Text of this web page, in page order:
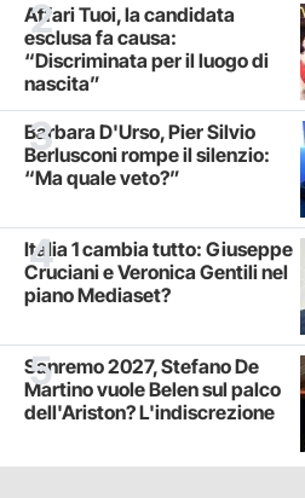
Affari Tuoi, la candidata
esclusa fa causa:
“Discriminata per il luogo di
nascita”
Barbara D'Urso, Pier Silvio
Berlusconi rompe il silenzio:
“Ma quale veto?”
Italia 1 cambia tutto: Giuseppe
Cruciani e Veronica Gentili nel
piano Mediaset?
Sanremo 2027, Stefano De
Martino vuole Belen sul palco
dell'Ariston? L'indiscrezione